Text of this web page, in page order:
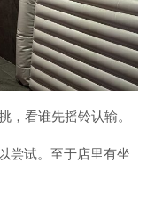
，看谁先摇铃认输。
尝试。至于店里有坐